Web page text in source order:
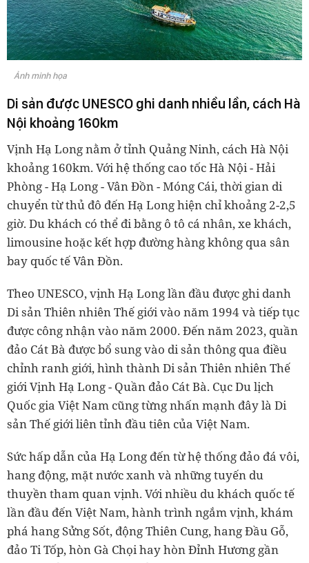
Ảnh minh họa
Di sản được UNESCO ghi danh nhiều lần, cách Hà
Nội khoảng 160km
Vịnh Hạ Long nằm ở tỉnh Quảng Ninh, cách Hà Nội
khoảng 160km. Với hệ thống cao tốc Hà Nội - Hải
Phòng - Hạ Long - Vân Đồn - Móng Cái, thời gian di
chuyển từ thủ đô đến Hạ Long hiện chỉ khoảng 2-2,5
giờ. Du khách có thể đi bằng ô tô cá nhân, xe khách,
limousine hoặc kết hợp đường hàng không qua sân
bay quốc tế Vân Đồn.
Theo UNESCO, vịnh Hạ Long lần đầu được ghi danh
Di sản Thiên nhiên Thế giới vào năm 1994 và tiếp tục
được công nhận vào năm 2000. Đến năm 2023, quần
đảo Cát Bà được bổ sung vào di sản thông qua điều
chỉnh ranh giới, hình thành Di sản Thiên nhiên Thế
giới Vịnh Hạ Long - Quần đảo Cát Bà. Cục Du lịch
Quốc gia Việt Nam cũng từng nhấn mạnh đây là Di
sản Thế giới liên tỉnh đầu tiên của Việt Nam.
Sức hấp dẫn của Hạ Long đến từ hệ thống đảo đá vôi,
hang động, mặt nước xanh và những tuyến du
thuyền tham quan vịnh. Với nhiều du khách quốc tế
lần đầu đến Việt Nam, hành trình ngắm vịnh, khám
phá hang Sửng Sốt, động Thiên Cung, hang Đầu Gỗ,
đảo Ti Tốp, hòn Gà Chọi hay hòn Đỉnh Hương gần